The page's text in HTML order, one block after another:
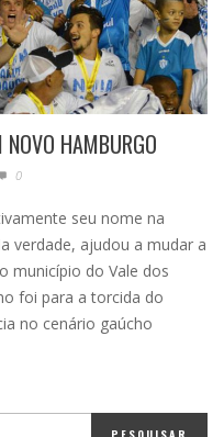
NOVO HAMBURGO
0
seu nome na
verdade, ajudou a mudar a
município do Vale dos
foi para a torcida do
no cenário gaúcho